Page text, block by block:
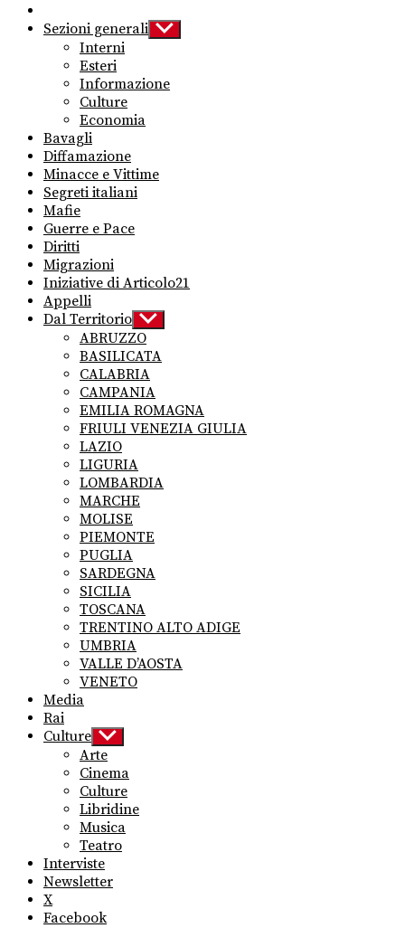
Sezioni generali Show
sub
Interni
Esteri
Informazione
Culture
Economia
Bavagli
Diffamazione
Minacce e Vittime
Segreti italiani
Mafie
Guerre e Pace
Diritti
Migrazioni
Iniziative di Articolo21
Appelli
Dal Territorio Show
sub
menu
ABRUZZO
BASILICATA
CALABRIA
CAMPANIA
EMILIA ROMAGNA
FRIULI VENEZIA GIULIA
LAZIO
LIGURIA
LOMBARDIA
MARCHE
MOLISE
PIEMONTE
PUGLIA
SARDEGNA
SICILIA
TOSCANA
TRENTINO ALTO ADIGE
UMBRIA
VALLE D’AOSTA
VENETO
Media
Rai
Culture Show
sub
menu
Arte
Cinema
Culture
Libridine
Musica
Teatro
Interviste
Newsletter
X
Facebook